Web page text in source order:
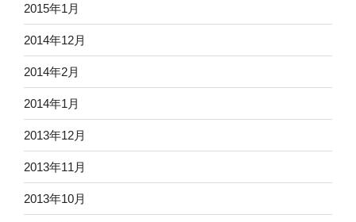
2015年1月
2014年12月
2014年2月
2014年1月
2013年12月
2013年11月
2013年10月